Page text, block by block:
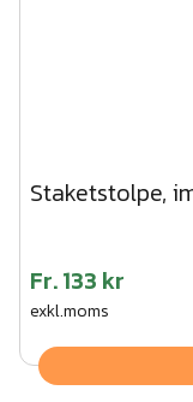
Staketstolpe,
Fr.133 kr
exkl.moms